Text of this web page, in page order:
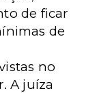
de ficar
de
no
A juíza